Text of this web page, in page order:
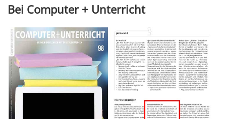
Bei Computer + Unterricht